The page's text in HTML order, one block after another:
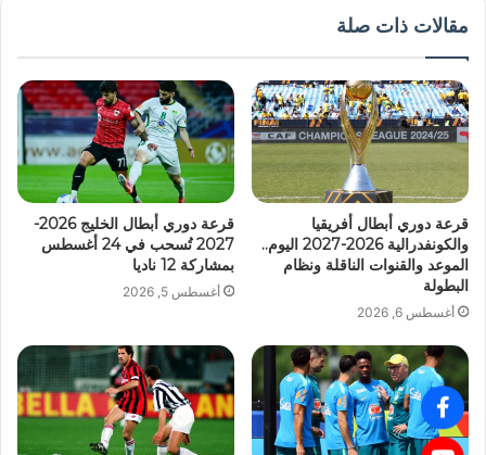
مقالات ذات صلة
قرعة دوري أبطال أفريقيا
والكونفدرالية 2026-2027 اليوم..
الموعد والقنوات الناقلة ونظام
البطولة
أغسطس 6, 2026
قرعة دوري أبطال الخليج 2026-
2027 تُسحب في 24 أغسطس
بمشاركة 12 ناديا
أغسطس 5, 2026